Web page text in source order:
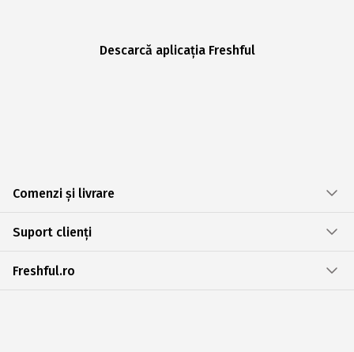
Descarcă aplicația Freshful
Comenzi și livrare
Suport clienți
Freshful.ro